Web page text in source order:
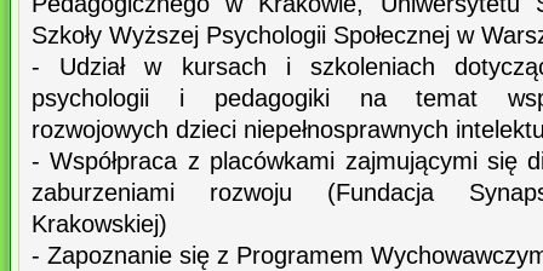
Szkoły Wyższej Psychologii Społecznej w
- Udział w kursach i szkoleniach
psychologii i pedagogiki na temat
rozwojowych dzieci niepełnosprawnych
- Współpraca z placówkami zajmującymi się
zaburzeniami rozwoju (Fundacja
Krakowskiej)
- Zapoznanie się z Programem